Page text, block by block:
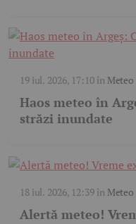
19 iul. 2026, 17:10în Meteo
Haos meteo în
străzi inundate
18 iul. 2026, 12:39în Meteo
Alertă meteo!